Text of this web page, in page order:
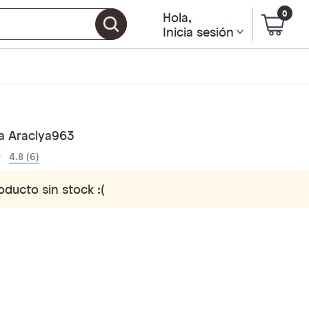
Hola,
Inicia sesión
0
Araclya963
4.8 (6)
sin stock :(